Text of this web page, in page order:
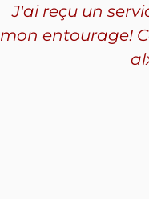
J'ai reçu un
mon entourage!